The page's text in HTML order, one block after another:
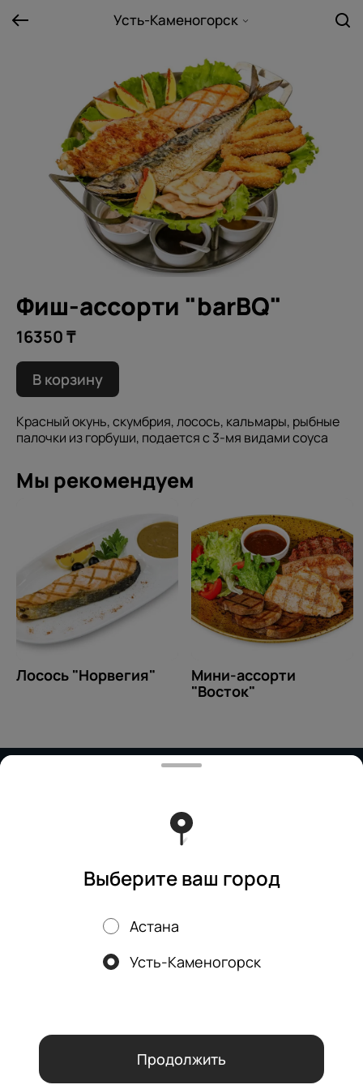
Усть-Каменогорск
аналитических сервисов согласно нашейполитике
конфиденциальности
ОК
Фиш-ассорти "barBQ"
16350 ₸
В корзину
Красный окунь, скумбрия, лосось, кальмары, рыбные
палочки из горбуши, подается с 3-мя видами соуса
Мы рекомендуем
Лосось "Норвегия"
Мини-ассорти
"Восток"
Политика конфиденциальности
Акции, скидки, кэшбэк − в нашем приложении!
Выберите ваш город
Астана
Усть-Каменогорск